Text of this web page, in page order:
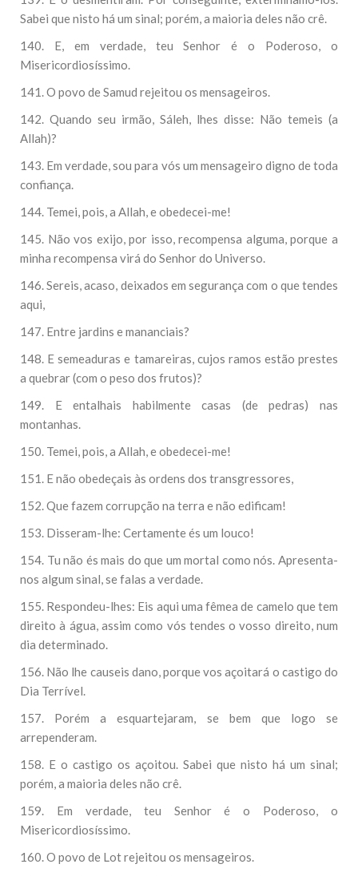
Sabei que nisto há um sinal; porém, a maioria deles não crê.
140. E, em verdade, teu Senhor é o Poderoso, o
Misericordiosíssimo.
141. O povo de Samud rejeitou os mensageiros.
142. Quando seu irmão, Sáleh, lhes disse: Não temeis (a
Allah)?
143. Em verdade, sou para vós um mensageiro digno de toda
confiança.
144. Temei, pois, a Allah, e obedecei-me!
145. Não vos exijo, por isso, recompensa alguma, porque a
minha recompensa virá do Senhor do Universo.
146. Sereis, acaso, deixados em segurança com o que tendes
aqui,
147. Entre jardins e mananciais?
148. E semeaduras e tamareiras, cujos ramos estão prestes
a quebrar (com o peso dos frutos)?
149. E entalhais habilmente casas (de pedras) nas
montanhas.
150. Temei, pois, a Allah, e obedecei-me!
151. E não obedeçais às ordens dos transgressores,
152. Que fazem corrupção na terra e não edificam!
153. Disseram-lhe: Certamente és um louco!
154. Tu não és mais do que um mortal como nós. Apresenta-
nos algum sinal, se falas a verdade.
155. Respondeu-lhes: Eis aqui uma fêmea de camelo que tem
direito à água, assim como vós tendes o vosso direito, num
dia determinado.
156. Não lhe causeis dano, porque vos açoitará o castigo do
Dia Terrível.
157. Porém a esquartejaram, se bem que logo se
arrependeram.
158. E o castigo os açoitou. Sabei que nisto há um sinal;
porém, a maioria deles não crê.
159. Em verdade, teu Senhor é o Poderoso, o
Misericordiosíssimo.
160. O povo de Lot rejeitou os mensageiros.